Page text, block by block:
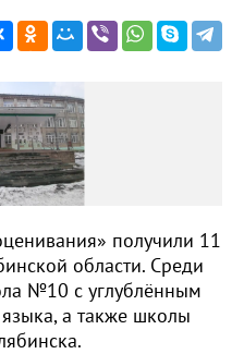
получили 11
области. Среди
№10 с углублённым
а также школы